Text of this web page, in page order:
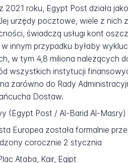
roku, Egypt Post działa
urzędy pocztowe, wiele z nich
świadczą usługi kont
innym przypadku byłaby
w tym 4,8 miliona należących
wszystkich instytucji
zarówno do Rady
Dostaw.
(Egypt Post / Al-Barid Al-Masry)
Europea została formalnie
corocznie 2 stycznia
Ataba, Kair, Egipt